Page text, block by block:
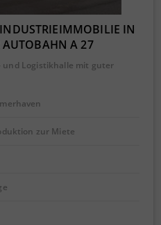
IN
AUTOBAHN A 27
und Logistikhalle mit guter
zur Miete